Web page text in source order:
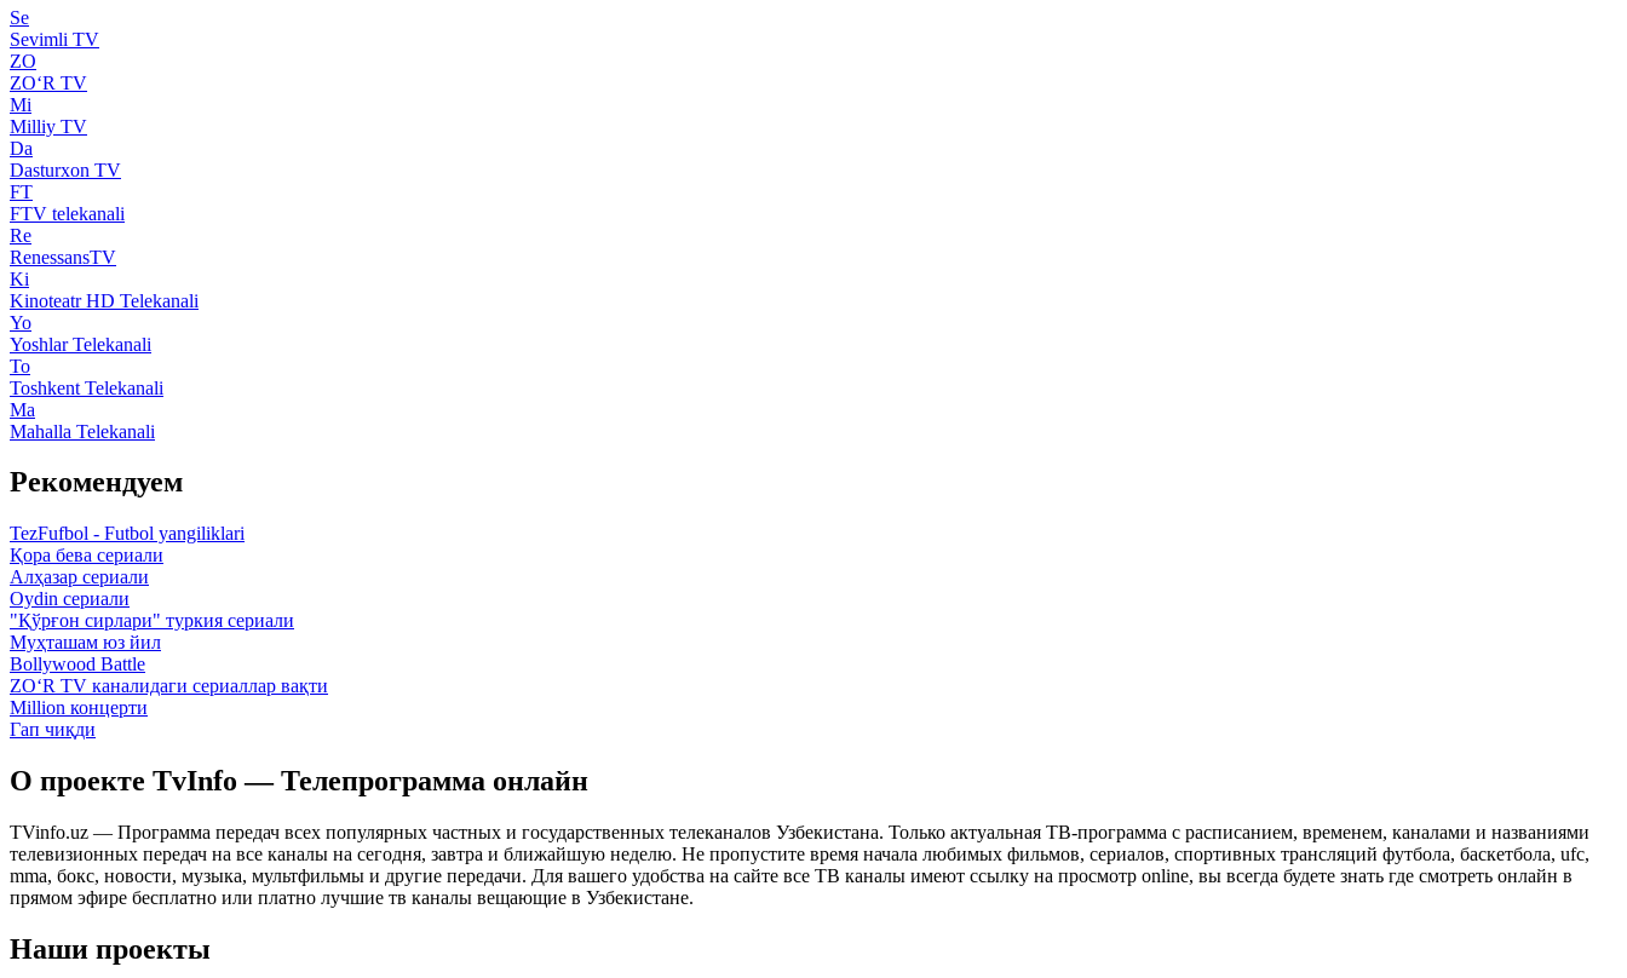
Se
Sevimli TV
ZO
ZO‘R TV
Mi
Milliy TV
Da
Dasturxon TV
FT
FTV telekanali
Re
RenessansTV
Ki
Kinoteatr HD Telekanali
Yo
Yoshlar Telekanali
To
Toshkent Telekanali
Ma
Mahalla Telekanali
Рекомендуем
TezFufbol - Futbol yangiliklari
Қора бева сериали
Алҳазар сериали
Oydin сериали
"Қўрғон сирлари" туркия сериали
Муҳташам юз йил
Bollywood Battle
ZO‘R TV каналидаги сериаллар вақти
Million концерти
Гап чиқди
О проекте TvInfo — Телепрограмма онлайн
TVinfo.uz — Программа передач всех популярных частных и государственных телеканалов Узбекистана. Только актуальная ТВ-программа с расписанием, временем, каналами и названиями
телевизионных передач на все каналы на сегодня, завтра и ближайшую неделю. Не пропустите время начала любимых фильмов, сериалов, спортивных трансляций футбола, баскетбола, ufc,
mma, бокс, новости, музыка, мультфильмы и другие передачи. Для вашего удобства на сайте все ТВ каналы имеют ссылку на просмотр online, вы всегда будете знать где смотреть онлайн в
прямом эфире бесплатно или платно лучшие тв каналы вещающие в Узбекистане.
Наши проекты